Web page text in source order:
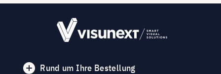
Rund um Ihre Bestellung